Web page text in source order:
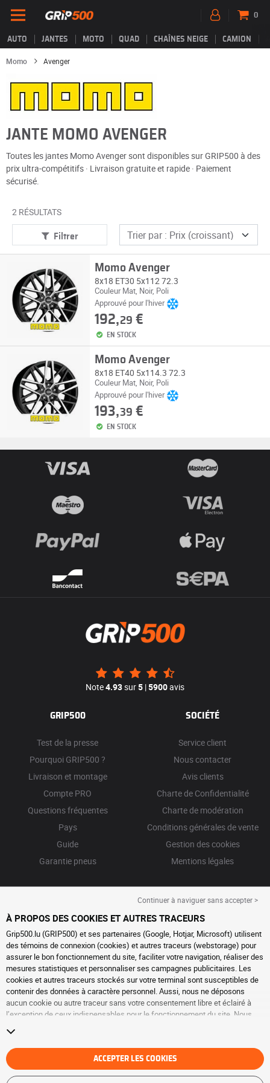
AUTO JANTES MOTO QUAD CHAÎNES NEIGE CAMION
0
Momo Avenger
JANTE MOMO AVENGER
Toutes les jantes Momo Avenger sont disponibles sur GRIP500 à des
prix ultra-compétitifs · Livraison gratuite et rapide · Paiement
sécurisé.
2 RÉSULTATS
Filtrer
Momo Avenger
8x18 ET30 5x112 72.3
Couleur Mat, Noir, Poli
Approuvé pour l'hiver
192,29 €
EN STOCK
Momo Avenger
8x18 ET40 5x114.3 72.3
Couleur Mat, Noir, Poli
Approuvé pour l'hiver
193,39 €
EN STOCK
Note4.93sur5 |5900avis
GRIP500
Test de la presse
Pourquoi GRIP500 ?
Livraison et montage
Compte PRO
Questions fréquentes
Pays
Guide
Garantie pneus
SOCIÉTÉ
Service client
Nous contacter
Avis clients
Charte de Confidentialité
Charte de modération
Conditions générales de vente
Gestion des cookies
Mentions légales
Continuer à naviguer sans accepter >
À PROPOS DES COOKIES ET AUTRES TRACEURS
Grip500.lu (GRIP500) et ses partenaires (Google, Hotjar, Microsoft) utilisent
des témoins de connexion (cookies) et autres traceurs (webstorage) pour
assurer le bon fonctionnement du site, faciliter votre navigation, réaliser des
mesures statistiques et personnaliser ses campagnes publicitaires. Les
cookies et autres traceurs stockés sur votre terminal sont susceptibles de
contenir des données à caractère personnel. Aussi, nous ne déposons
aucun cookie ou autre traceur sans votre consentement libre et éclairé à
l’exception de ceux indispensables pour le fonctionnement du site. Nous
consentement à tout moment en vous rendant sur la
traceurs. Vous pouvez choisir de continuer à naviguer sans accepter le
dépôt de cookies ou autres traceurs. Le refus ne fait pas obstacle à l’accès
aux services GRIP500. Pour plus d’informations, nous vous invitons à
ACCEPTER LES COOKIES